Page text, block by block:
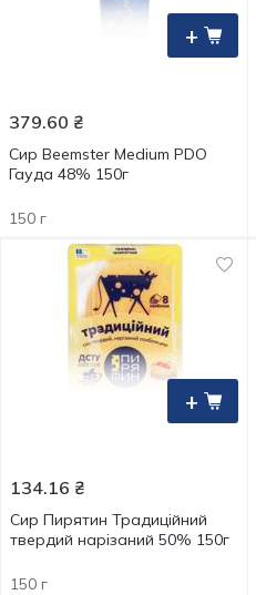
+
379.60 ₴
Сир Beemster Medium PDO
Гауда 48% 150г
150 г
+
134.16 ₴
Сир Пирятин Традиційний
твердий нарізаний 50% 150г
150 г